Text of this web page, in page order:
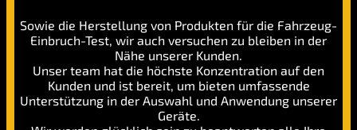
Sowie die Herstellung von Produkten für die Fahrzeug-
Einbruch-Test, wir auch versuchen zu bleiben in der
Nähe unserer Kunden.
Unser team hat die höchste Konzentration auf den
Kunden und ist bereit, um bieten umfassende
Unterstützung in der Auswahl und Anwendung unserer
Geräte.